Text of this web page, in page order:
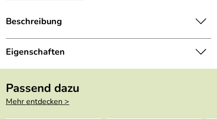
Beschreibung
Stölzle Burgunderkelch Exquisit im 6er-Set. Der
Burgunderkelch eignet sich vor allem für reife,
Brunello di Montalcino, Barolo, Barbaresco, Pinot Noir,
Bourgogne-Weine, Tempranillo. Die edlen Exquisit-
Kelchgläser verfügen über ausgewogene Proportionen
und weiche, gerundete Formen. Durch gezogene Stiele
Eigenschaften
Höhe:
Passend dazu
Mehr entdecken >